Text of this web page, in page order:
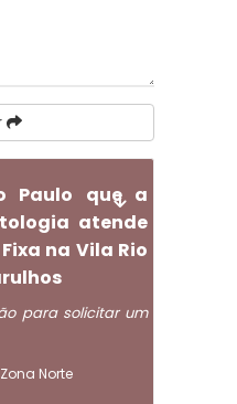
Paulo que a
atende
na Vila Rio
para solicitar um
Zona Norte